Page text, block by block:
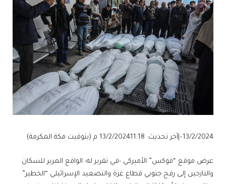
13/2/2024
– آخر تحديث: 13/2/2024 11:18 م (بتوقيت مكة المكرمة)
عرض موقع “فوكس” الأميركي -في تقرير له- الواقع المرير للسكان
والنازحين إلى رفح جنوبي قطاع غزة والتصعيد الإسرائيلي “الخطير”